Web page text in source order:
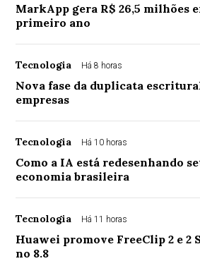
MarkApp gera R$ 26,5 milhões
primeiro ano
Tecnologia Há 8 horas
Nova fase da duplicata
empresas
Tecnologia Há 10 horas
Como a IA está redesenhando
economia brasileira
Tecnologia Há 11 horas
Huawei promove FreeClip 2 e 2
no 8.8